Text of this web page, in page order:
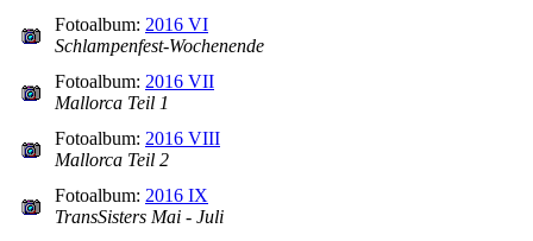
Fotoalbum: 2016 VI
Schlampenfest-Wochenende
Fotoalbum: 2016 VII
Mallorca Teil 1
Fotoalbum: 2016 VIII
Mallorca Teil 2
Fotoalbum: 2016 IX
TransSisters Mai - Juli